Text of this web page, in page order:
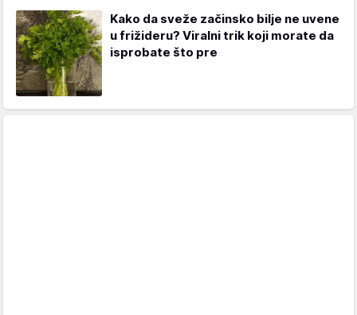
Kako da sveže začinsko bilje ne uvene
u frižideru? Viralni trik koji morate da
isprobate što pre